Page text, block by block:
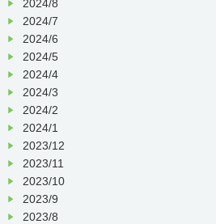
2024/8
2024/7
2024/6
2024/5
2024/4
2024/3
2024/2
2024/1
2023/12
2023/11
2023/10
2023/9
2023/8